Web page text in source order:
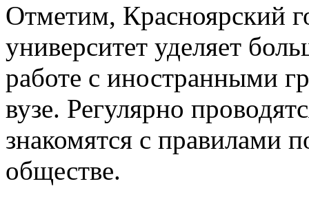
Отметим, Красноярский
университет уделяет
работе с иностранными
вузе. Регулярно
знакомятся с правилами
обществе.